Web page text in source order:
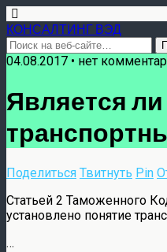
КОНСАЛТИНГ ВЭД
04.08.2017 • нет
Является
Поделиться Твитнуть Pin
Статьей 2 Таможенного
установлено понятие
…